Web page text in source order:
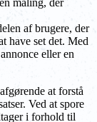
måling, der
af brugere, der
have set det. Med
eller en
at forstå
Ved at spore
i forhold til